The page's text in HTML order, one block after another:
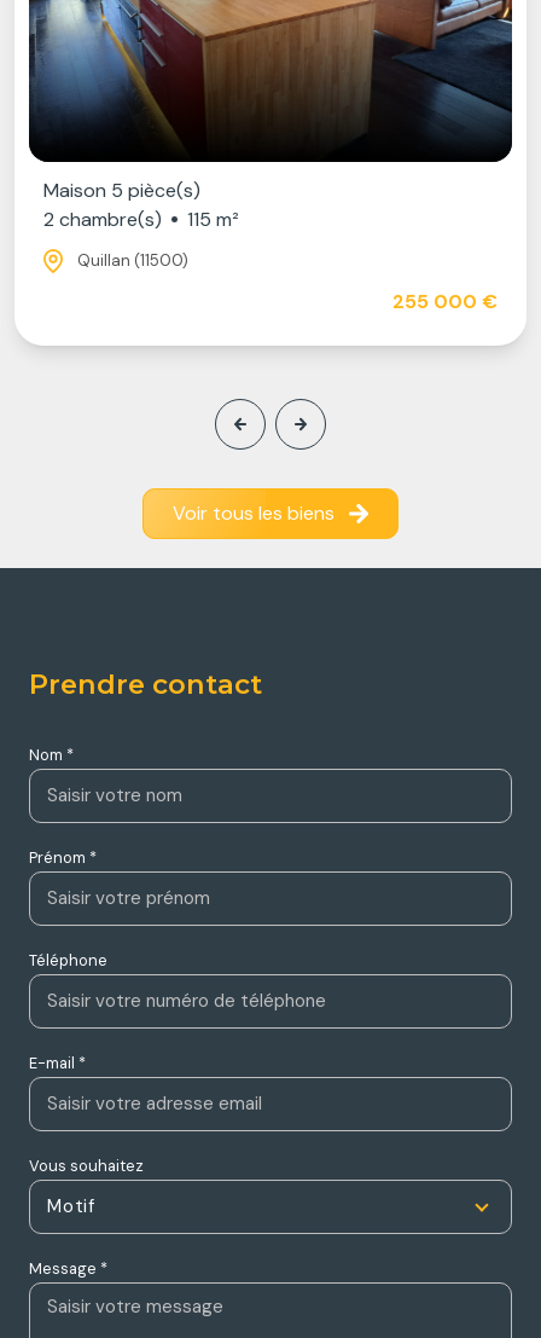
Maison 5 pièce(s)
2 chambre(s)
115 m²
Quillan (11500)
255 000 €
Voir tous les biens
Prendre contact
Nom *
Prénom *
Téléphone
E-mail *
Vous souhaitez
Motif
Message *